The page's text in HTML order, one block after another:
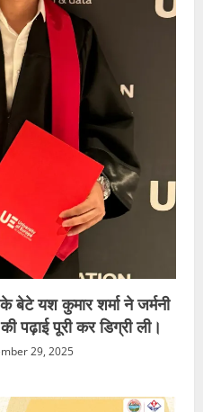
बेटे यश कुमार शर्मा ने जर्मनी
पढ़ाई पूरी कर डिग्री ली।
29, 2025